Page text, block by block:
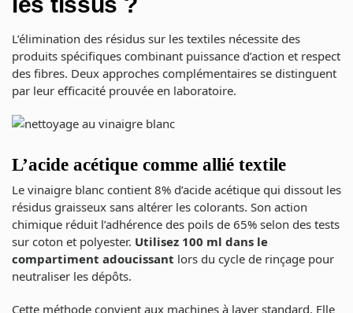
L’élimination des résidus sur les textiles nécessite des
produits spécifiques combinant puissance d’action et respect
des fibres. Deux approches complémentaires se distinguent
par leur efficacité prouvée en laboratoire.
L’acide acétique comme allié textile
Le vinaigre blanc contient 8% d’acide acétique qui dissout les
résidus graisseux sans altérer les colorants. Son action
chimique réduit l’adhérence des poils de 65% selon des tests
sur coton et polyester. Utilisez 100 ml dans le
compartiment adoucissant lors du cycle de rinçage pour
neutraliser les dépôts.
Cette méthode convient aux machines à laver standard. Elle